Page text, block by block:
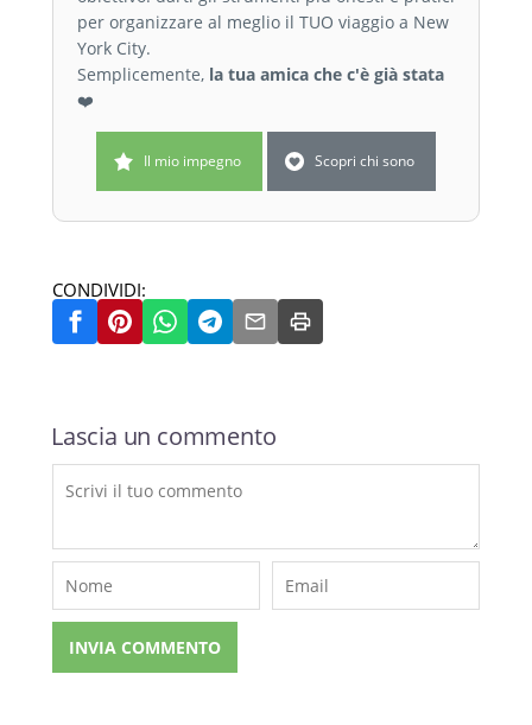
per organizzare al meglio il TUO viaggio a New
York City.
Semplicemente, la tua amica che c'è già stata
❤️
Il mio impegno Scopri chi sono
CONDIVIDI:
Lascia un commento